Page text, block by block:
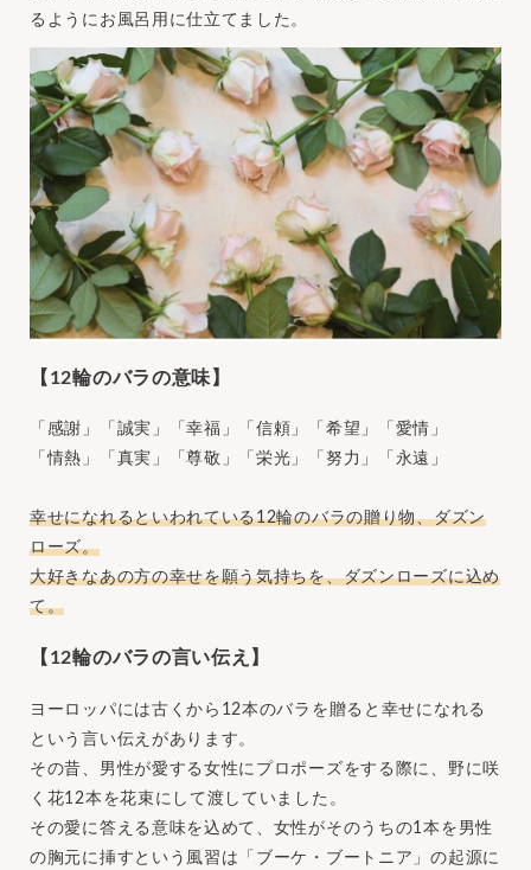
るようにお風呂用に仕立てました。
【12輪のバラの意味】
「感謝」「誠実」「幸福」「信頼」「希望」「愛情」
「情熱」「真実」「尊敬」「栄光」「努力」「永遠」
幸せになれるといわれている12輪のバラの贈り物、ダズン
ローズ。
大好きなあの方の幸せを願う気持ちを、ダズンローズに込め
て。
【12輪のバラの言い伝え】
ヨーロッパには古くから12本のバラを贈ると幸せになれる
という言い伝えがあります。
その昔、男性が愛する女性にプロポーズをする際に、野に咲
く花12本を花束にして渡していました。
その愛に答える意味を込めて、女性がそのうちの1本を男性
の胸元に挿すという風習は「ブーケ・ブートニア」の起源に